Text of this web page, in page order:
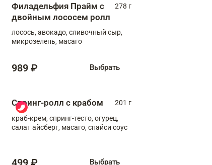
Филадельфия Прайм с
двойным лососем ролл
278 г
лосось, авокадо, сливочный сыр,
микрозелень, масаго
989 ₽ Выбрать
Спринг-ролл с крабом
201 г
краб-крем, спринг-тесто, огурец,
салат айсберг, масаго, спайси соус
499 ₽ Выбрать